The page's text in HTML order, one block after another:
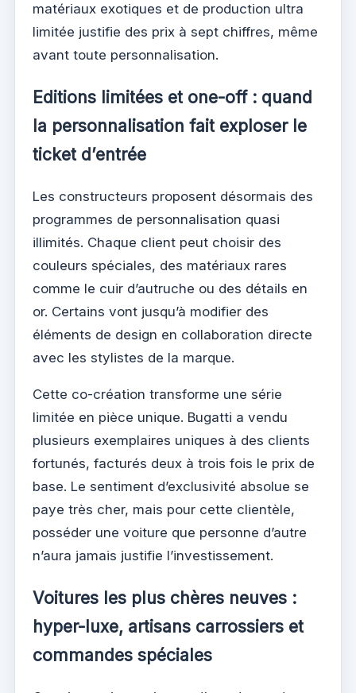
matériaux exotiques et de production ultra
limitée justifie des prix à sept chiffres, même
avant toute personnalisation.
Editions limitées et one-off : quand
la personnalisation fait exploser le
ticket d’entrée
Les constructeurs proposent désormais des
programmes de personnalisation quasi
illimités. Chaque client peut choisir des
couleurs spéciales, des matériaux rares
comme le cuir d’autruche ou des détails en
or. Certains vont jusqu’à modifier des
éléments de design en collaboration directe
avec les stylistes de la marque.
Cette co-création transforme une série
limitée en pièce unique. Bugatti a vendu
plusieurs exemplaires uniques à des clients
fortunés, facturés deux à trois fois le prix de
base. Le sentiment d’exclusivité absolue se
paye très cher, mais pour cette clientèle,
posséder une voiture que personne d’autre
n’aura jamais justifie l’investissement.
Voitures les plus chères neuves :
hyper-luxe, artisans carrossiers et
commandes spéciales